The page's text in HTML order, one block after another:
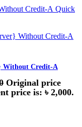
Quick
Without Credit-A
Original price
price is: ৳ 2,000.